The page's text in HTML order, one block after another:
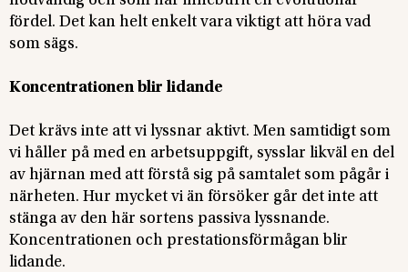
fördel. Det kan helt enkelt vara viktigt att höra vad
som sägs.
Koncentrationen blir lidande
Det krävs inte att vi lyssnar aktivt. Men samtidigt som
vi håller på med en arbetsuppgift, sysslar likväl en del
av hjärnan med att förstå sig på samtalet som pågår i
närheten. Hur mycket vi än försöker går det inte att
stänga av den här sortens passiva lyssnande.
Koncentrationen och prestationsförmågan blir
lidande.